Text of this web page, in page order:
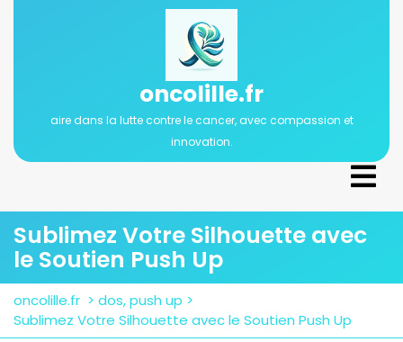
oncolille.fr
aire dans la lutte contre le cancer, avec compassion et
innovation.
Sublimez Votre Silhouette avec
le Soutien Push Up
oncolille.fr > dos,push up >
Sublimez Votre Silhouette avec le Soutien Push Up